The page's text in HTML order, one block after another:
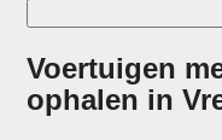
Voertuigen
ophalen in